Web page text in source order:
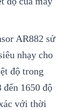
AR882 sử
êu nhạy cho
độ trong
1650 độ
với thời